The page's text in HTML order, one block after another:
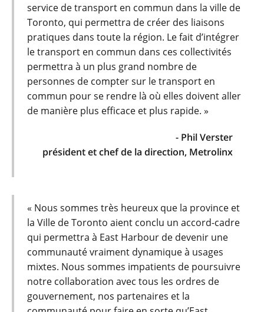
service de transport en commun dans la ville de
Toronto, qui permettra de créer des liaisons
pratiques dans toute la région. Le fait d’intégrer
le transport en commun dans ces collectivités
permettra à un plus grand nombre de
personnes de compter sur le transport en
commun pour se rendre là où elles doivent aller
de manière plus efficace et plus rapide. »
- Phil Verster
président et chef de la direction, Metrolinx
« Nous sommes très heureux que la province et
la Ville de Toronto aient conclu un accord-cadre
qui permettra à East Harbour de devenir une
communauté vraiment dynamique à usages
mixtes. Nous sommes impatients de poursuivre
notre collaboration avec tous les ordres de
gouvernement, nos partenaires et la